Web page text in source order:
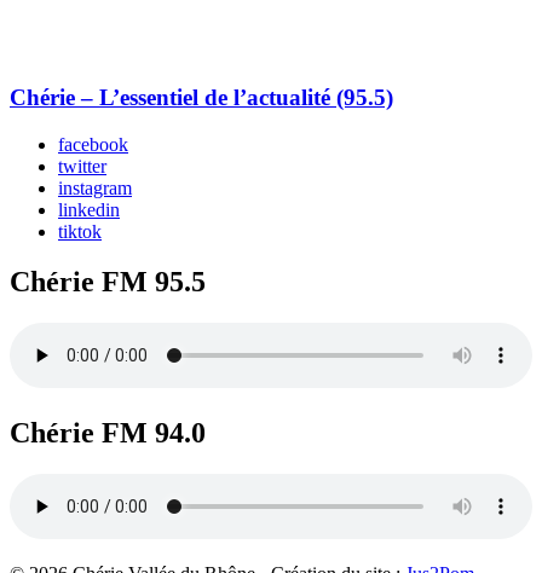
Chérie – L’essentiel de l’actualité (95.5)
facebook
twitter
instagram
linkedin
tiktok
Chérie FM 95.5
Chérie FM 94.0